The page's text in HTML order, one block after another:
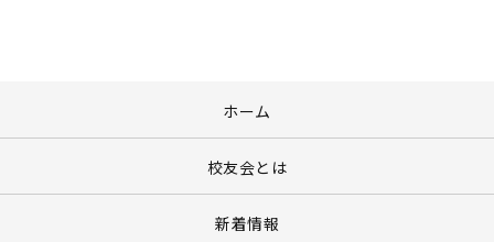
ホーム
校友会とは
新着情報